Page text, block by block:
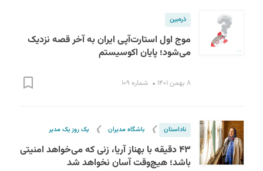
ذره‌بین
موج اول استارت‌آپی ایران به آخر قصه نزدیک
می‌شود؛ پایان اکوسیستم
۸ بهمن ۱۴۰۱ شماره ۱۰۹
ناداستان ❯ باشگاه مدیران ❯ یک روز یک مدیر
۴۳ دقیقه با بهناز آریا، زنی که می‌خواهد امنیتی
باشد؛‌ هیچ‌وقت آسان نخواهد شد